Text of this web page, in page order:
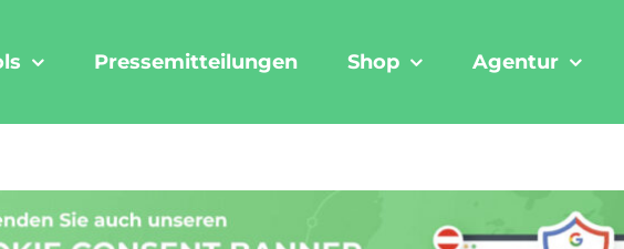
Pressemitteilungen Shop Agentur